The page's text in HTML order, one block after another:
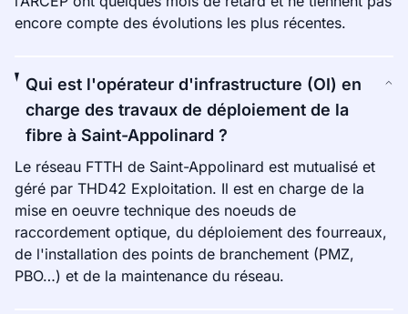
encore compte des évolutions les plus récentes.
Qui est l'opérateur d'infrastructure (OI) en
charge des travaux de déploiement de la
fibre à Saint-Appolinard ?
Le réseau FTTH de Saint-Appolinard est mutualisé et
géré par THD42 Exploitation. Il est en charge de la
mise en oeuvre technique des noeuds de
raccordement optique, du déploiement des fourreaux,
de l'installation des points de branchement (PMZ,
PBO…) et de la maintenance du réseau.